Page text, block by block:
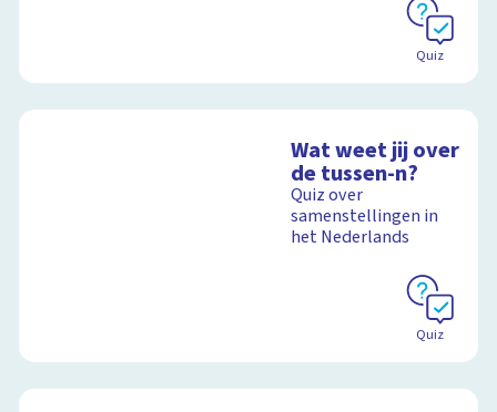
Quiz
Wat weet jij over
de tussen-n?
Quiz over
samenstellingen in
het Nederlands
Quiz